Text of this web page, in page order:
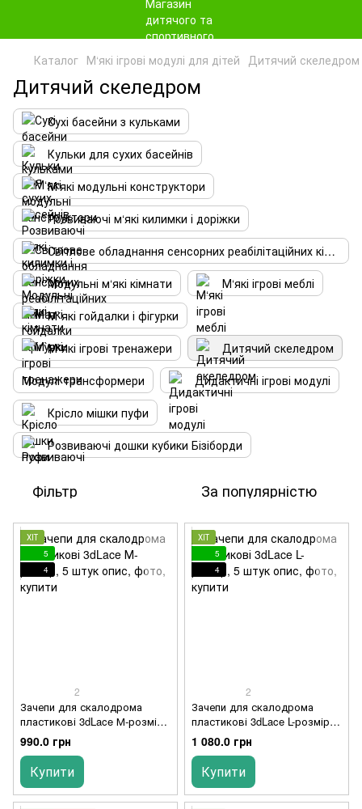
Каталог М‘які ігрові модулі для дітей Дитячий скеледром
Дитячий скеледром
Сухі басейни з кульками
Кульки для сухих басейнів
М‘які модульні конструктори
Розвиваючі м‘які килимки і доріжки
Світлове обладнання сенсорних реабілітаційних кімнат
Модульні м‘які кімнати
М‘які ігрові меблі
М`які гойдалки і фігурки
М`які ігрові тренажери
Дитячий скеледром
Модулі трансформери
Дидактичні ігрові модулі
Крісло мішки пуфи
Розвиваючі дошки кубики Бізіборди
Фільтр За популярністю
ХІТ
5
4
2
Зачепи для скалодрома
пластикові 3dLace М-розмір,
5 штук
990.0 грн
Купити
ХІТ
5
4
2
Зачепи для скалодрома
пластикові 3dLace L-розмір, 5
штук
1 080.0 грн
Купити